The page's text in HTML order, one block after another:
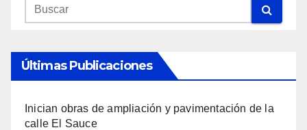
Últimas Publicaciones
Inician obras de ampliación y pavimentación de la
calle El Sauce